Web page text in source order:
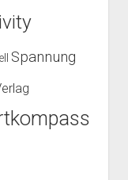
Spannung